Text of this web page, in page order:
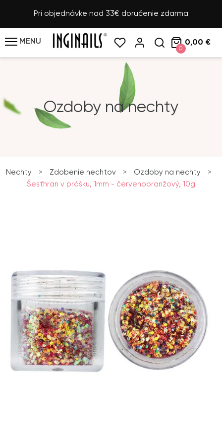
Pri objednávke nad 33€ doručenie zdarma
MENU
0
0,00 €
Ozdoby na nechty
Nechty > Zdobenie nechtov > Ozdoby na nechty
>
Šesťhran v prášku, 1mm - červenooranžový, 10g